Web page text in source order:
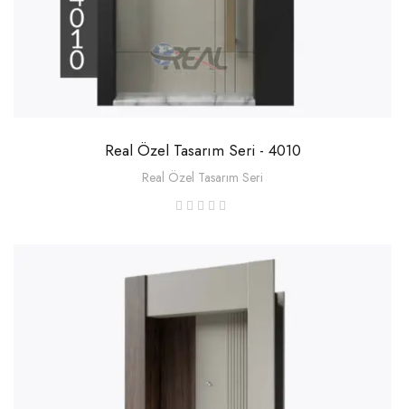
Real Özel Tasarım Seri - 4010
Real Özel Tasarım Seri